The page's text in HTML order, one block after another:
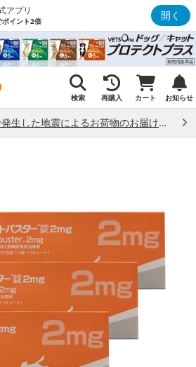
アプリ
ポイント2倍 開く
検索 再購入 カート お知らせ
熊本県熊本地方で発生した地震によるお荷物のお届け状況について （7/28）